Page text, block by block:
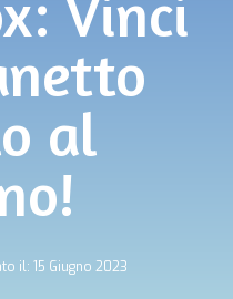
al
il: 15 Giugno 2023